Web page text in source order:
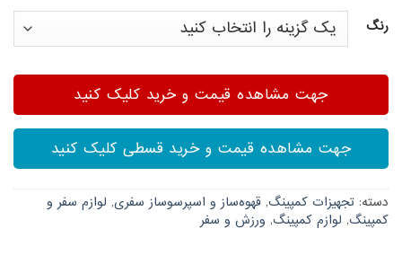
رنگ
جهت مشاهده قیمت و خرید کلیک کنید
جهت مشاهده قیمت و خرید قسطی کلیک کنید
دسته: تجهیزات کمپینگ, قهوه‌ساز و اسپرسوساز سفری, لوازم سفر و
کمپینگ, لوازم کمپینگ, ورزش و سفر